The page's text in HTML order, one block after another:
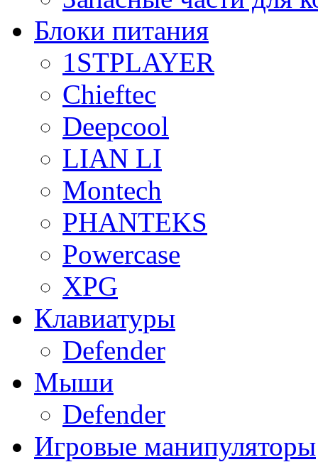
Блоки питания
1STPLAYER
Chieftec
Deepcool
LIAN LI
Montech
PHANTEKS
Powercase
XPG
Клавиатуры
Defender
Мыши
Defender
Игровые манипуляторы